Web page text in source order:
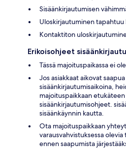
Sisäänkirjautumisen
Uloskirjautuminen tapahtuu
Kontaktiton
Erikoisohjeet
Tässä majoituspaikassa ei
Jos asiakkaat aikovat
sisäänkirjautumisaikoina,
majoituspaikkaan
sisäänkirjautumisohjeet.
sisäänkäynnin kautta.
Ota majoituspaikkaan
varausvahvistuksessa
ennen saapumista